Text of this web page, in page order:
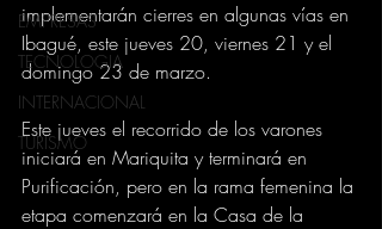
EMPRESAS
TECNOLOGIA
INTERNACIONAL
TURISMO
implementarán cierres en algunas vías en
Ibagué, este jueves 20, viernes 21 y el
domingo 23 de marzo.
Este jueves el recorrido de los varones
iniciará en Mariquita y terminará en
Purificación, pero en la rama femenina la
etapa comenzará en la Casa de la